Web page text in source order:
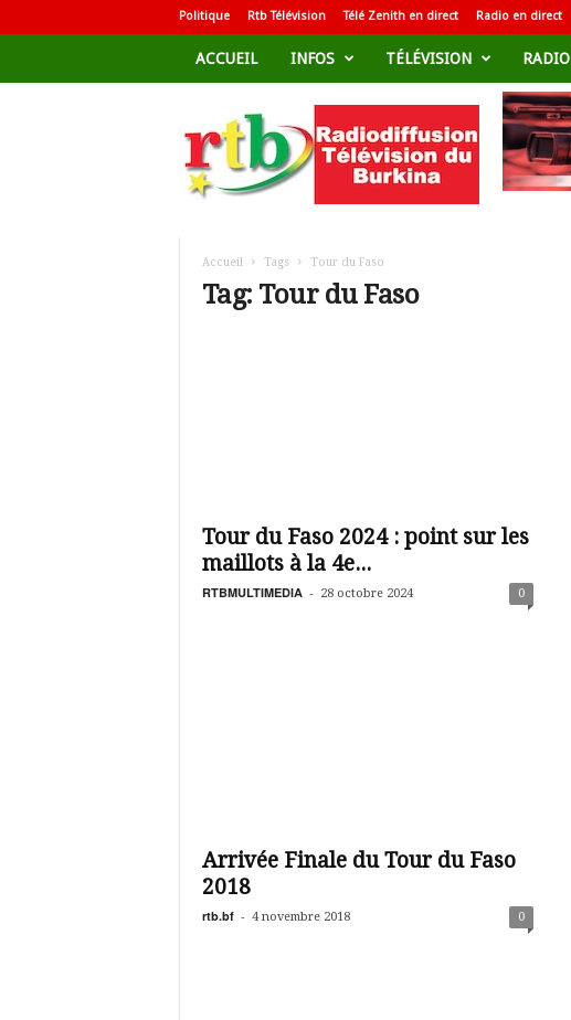
Politique Rtb Télévision Télé Zenith en direct Radio en direct
ACCUEIL INFOS TÉLÉVISION RADIO
d
i
Accueil Tags Tour du Faso
Tag: Tour du Faso
Tour du Faso 2024 : point sur les
maillots à la 4e...
RTBMULTIMEDIA - 28 octobre 2024 0
Arrivée Finale du Tour du Faso
2018
rtb.bf - 4 novembre 2018 0